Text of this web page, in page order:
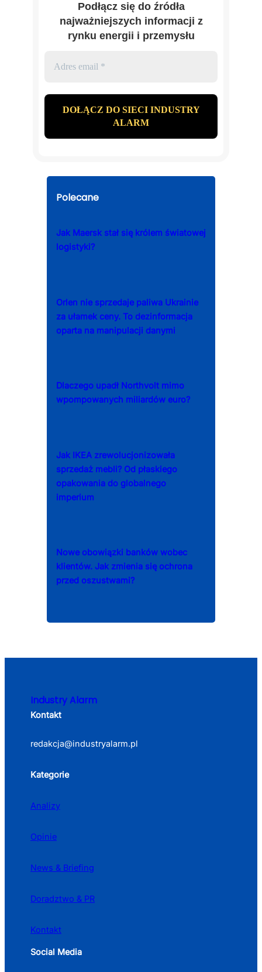
Podłącz się do źródła
najważniejszych informacji z
rynku energii i przemysłu
Polecane
Jak Maersk stał się królem światowej
logistyki?
Orlen nie sprzedaje paliwa Ukrainie
za ułamek ceny. To dezinformacja
oparta na manipulacji danymi
Dlaczego upadł Northvolt mimo
wpompowanych miliardów euro?
Jak IKEA zrewolucjonizowała
sprzedaż mebli? Od płaskiego
opakowania do globalnego
imperium
Nowe obowiązki banków wobec
klientów. Jak zmienia się ochrona
przed oszustwami?
Industry Alarm
Kontakt
redakcja@industryalarm.pl
Kategorie
Analizy
Opinie
News & Briefing
Doradztwo & PR
Kontakt
Social Media